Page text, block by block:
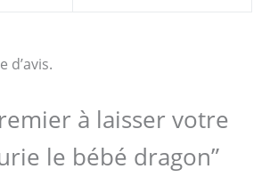
d’avis.
à laisser votre
le bébé dragon”